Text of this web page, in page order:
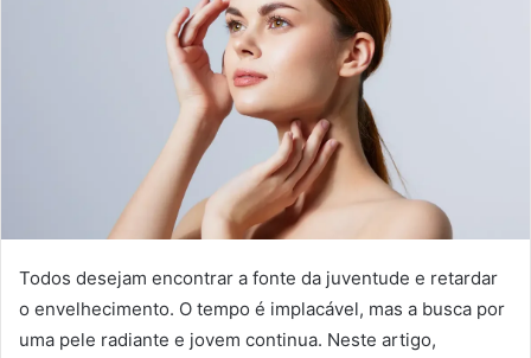
Todos desejam encontrar a fonte da juventude e retardar
o envelhecimento. O tempo é implacável, mas a busca por
uma pele radiante e jovem continua. Neste artigo,